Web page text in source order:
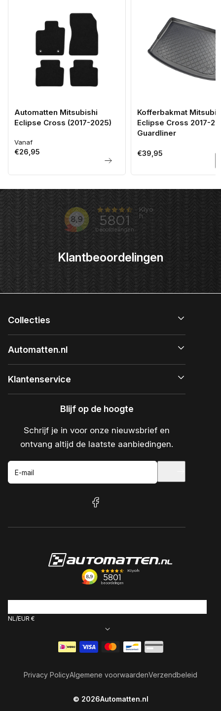
Automatten Mitsubishi
Eclipse Cross (2017-2025)
Normale
prijs
Vanaf
€26,95
Kofferbakmat
Eclipse Cross 2017-
Guardliner
Normale
€39,95
Klantbeoordelingen
Collecties
Automatten.nl
Klantenservice
Blijf op de hoogte
Schrijf je in voor onze nieuwsbrief en
ontvang altijd de laatste aanbiedingen.
E-mail
facebook
NL EUR €
© 2026Automatten.nl
Privacy PolicyAlgemene voorwaardenVerzendbeleid
Betaalmethoden